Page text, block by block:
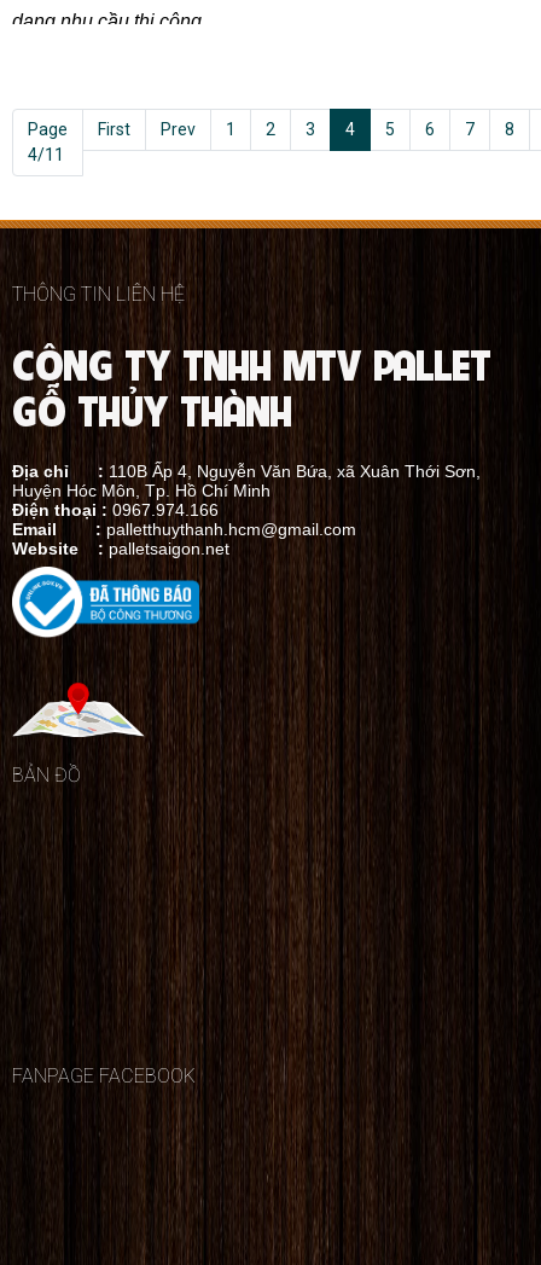
dạng nhu cầu thi công.
Page
4/11
First Prev 1 2 3 4 5 6 7 8
THÔNG TIN LIÊN HỆ
CÔNG TY TNHH MTV PALLET
GỖ THỦY THÀNH
Địa chỉ : 110B Ấp 4, Nguyễn Văn Bứa, xã Xuân Thới Sơn,
Huyện Hóc Môn, Tp. Hồ Chí Minh
Điện thoại : 0967.974.166
Email : palletthuythanh.hcm@gmail.com
Website : palletsaigon.net
BẢN ĐỒ
FANPAGE FACEBOOK